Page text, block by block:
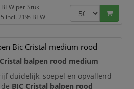
schrijft u comfortabel en
u nette, goed leesbare notities,
inkt zorgt voor een
en professionele
per Stuk
incl. 21% BTW
Bic Cristal medium rood
balpen rood medium
duidelijk, soepel en opvallend
BIC Cristal balpen rood